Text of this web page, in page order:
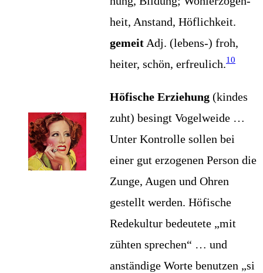
heit, Anstand, Höf­lich­keit.
gemeitAdj. (lebens-) froh,
hei­ter, schön, erfreu­lich.10
Höfi­sche Erzie­hung (kin­des
zuht) besingt Vogel­wei­de …
Unter Kon­trol­le sol­len bei
einer gut erzo­ge­nen Per­son die
Zun­ge, Augen und Ohren
gestellt wer­den. Höfi­sche
Rede­kul­tur bedeu­te­te „mit
züh­ten spre­chen“ … und
anstän­di­ge Wor­te benut­zen „si